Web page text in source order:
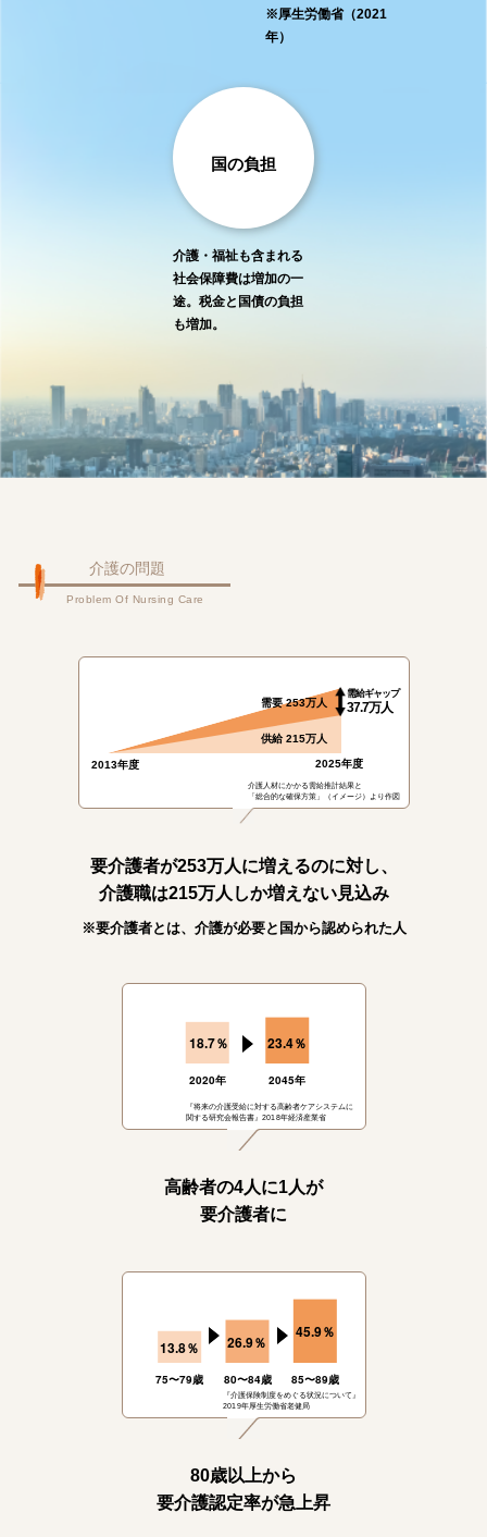
※厚生労働省（2021
年）
国の負担
介護・福祉も含まれる
社会保障費は増加の一
途。 税金と国債の負担
も増加。
介護の問題
Problem Of Nursing Care
2013年度 2025年度
供給 215万人
需要 253万人
需給ギャップ
37.7万人
介護人材にかかる需給推計結果と
「総合的な確保方策」（イメージ）より作図
要介護者が253万人に増えるのに対し、
介護職は215万人しか増えない見込み
※要介護者とは、介護が必要と国から認められた人
18.7％ 23.4％
『将来の介護受給に対する高齢者ケアシステムに
関する研究会報告書』2018年経済産業省
高齢者の4人に1人が
要介護者に
13.8％ 26.9％
45.9％
『介護保険制度をめぐる状況について』
2019年厚生労働省老健局
80歳以上から
要介護認定率が急上昇